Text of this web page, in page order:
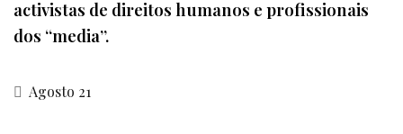
activistas de direitos humanos e profissionais
dos “media”.
Agosto 21